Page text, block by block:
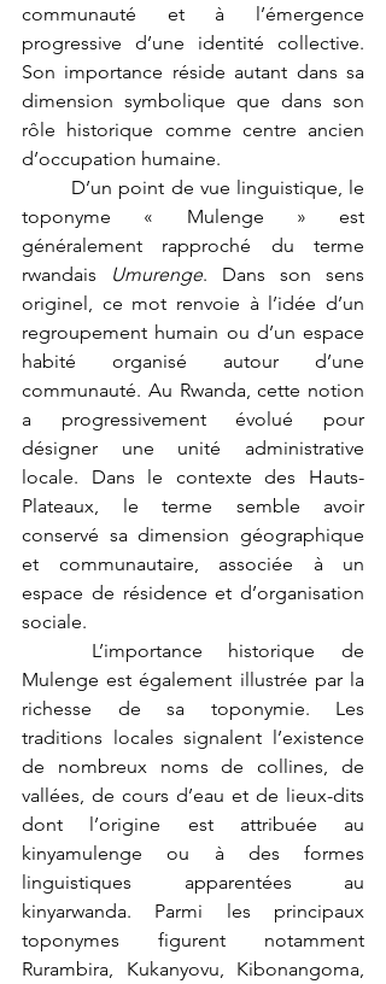
communauté et à l’émergence
progressive d’une identité collective.
Son importance réside autant dans sa
dimension symbolique que dans son
rôle historique comme centre ancien
d’occupation humaine.
toponyme « Mulenge » est
généralement rapproché du terme
rwandais
Umurenge. Dans son sens
originel, ce mot renvoie à l’idée d’un
regroupement humain ou d’un espace
habité organisé autour d’une
communauté. Au Rwanda, cette notion
a progressivement évolué pour
désigner une unité administrative
locale. Dans le contexte des Hauts-
Plateaux, le terme semble avoir
conservé sa dimension géographique
et communautaire, associée à un
espace de résidence et d’organisation
sociale.
Mulenge est également illustrée par la
richesse de sa toponymie. Les
traditions locales signalent l’existence
de nombreux noms de collines, de
vallées, de cours d’eau et de lieux-dits
dont l’origine est attribuée au
kinyamulenge ou à des formes
linguistiques apparentées au
kinyarwanda. Parmi les principaux
toponymes figurent notamment
Rurambira, Kukanyovu, Kibonangoma,